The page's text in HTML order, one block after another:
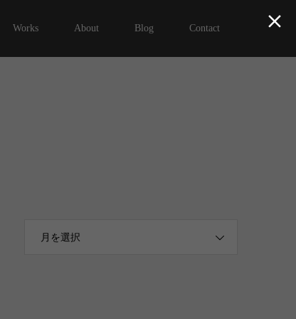
Works About Blog Contact
月を選択
